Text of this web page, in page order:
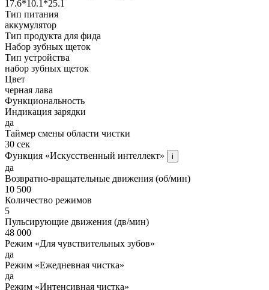
17.6*10.1*25.1
Тип питания
аккумулятор
Тип продукта для фида
Набор зубных щеток
Тип устройства
набор зубных щеток
Цвет
черная лава
Функциональность
Индикация зарядки
да
Таймер смены области чистки
30 сек
Функция «Искусственный интеллект»
i
да
Возвратно-вращательные движения (об/мин)
10 500
Количество режимов
5
Пульсирующие движения (дв/мин)
48 000
Режим «Для чувствительных зубов»
да
Режим «Ежедневная чистка»
да
Режим «Интенсивная чистка»